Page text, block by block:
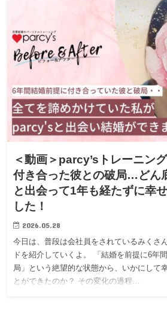
＜動画＞parcy’sトレーニン
付き合った彼との破局…どん
と出会って1年も経たずに幸
した！
2026.05.28
今日は、普段は会社員をされているみくさ
ドを紹介していくよ。 「結婚を前提に6年
局」という絶望的な状態から、いかにして
とができたのか？ その変化の過程…